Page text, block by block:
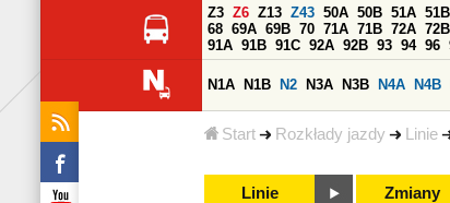
Start Rozkłady jazdy Linie
Z3 Z6 Z13 Z43 50A 50B 51A 51B
68 69A 69B 70 71A 71B 72A 72B
91A 91B 91C 92A 92B 93 94 96
N1A N1B N2 N3A N3B N4A N4B
Linie Zmiany